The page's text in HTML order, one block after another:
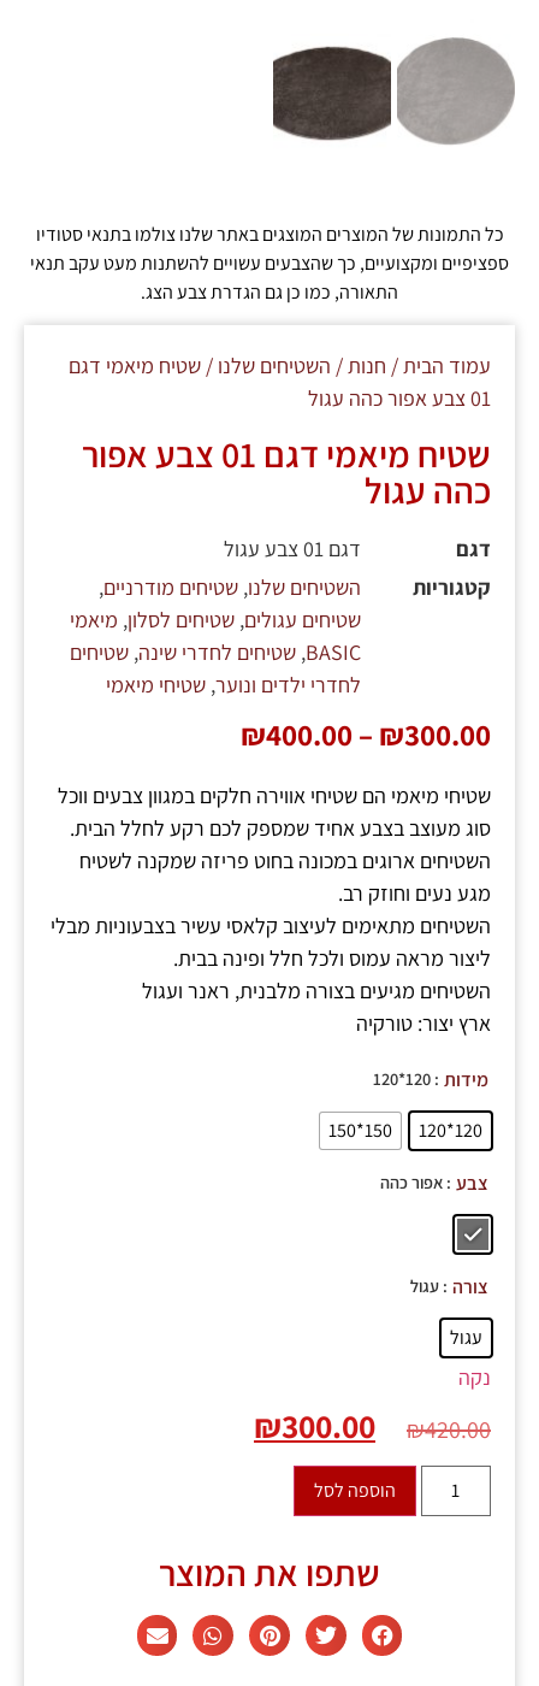
כל התמונות של המוצרים המוצגים באתר שלנו צולמו בתנאי סטודיו
ספציפיים ומקצועיים, כך שהצבעים עשויים להשתנות מעט עקב תנאי
התאורה, כמו כן גם הגדרת צבע הצג.
עמוד הבית/ חנות/ השטיחים שלנו / שטיח מיאמי דגם
01 צבע אפור כהה עגול
שטיח מיאמי דגם 01 צבע אפור
כהה עגול
דגם
דגם 01 צבע עגול
קטגוריות
השטיחים שלנו, שטיחים מודרניים,
שטיחים עגולים, שטיחים לסלון, מיאמי
BASIC
, שטיחים לחדרי שינה, שטיחים
לחדרי ילדים ונוער, שטיחי מיאמי
₪300.00
–
₪400.00
שטיחי מיאמי הם שטיחי אווירה חלקים במגוון צבעים ווכל
סוג מעוצב בצבע אחיד שמספק לכם רקע לחלל הבית.
השטיחים ארוגים במכונה בחוט פריזה שמקנה לשטיח
מגע נעים וחוזק רב.
השטיחים מתאימים לעיצוב קלאסי עשיר בצבעוניות מבלי
ליצור מראה עמוס ולכל חלל ופינה בבית.
השטיחים מגיעים בצורה מלבנית, ראנר ועגול
ארץ יצור: טורקיה
מידות : 120*120
120*120
150*150
צבע : אפור כהה
צורה : עגול
עגול
נקה
₪420.00
₪300.00
הוספה לסל
שתפו את המוצר